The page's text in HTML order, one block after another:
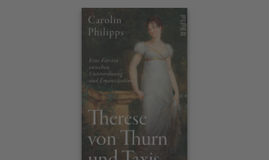
Interaktives